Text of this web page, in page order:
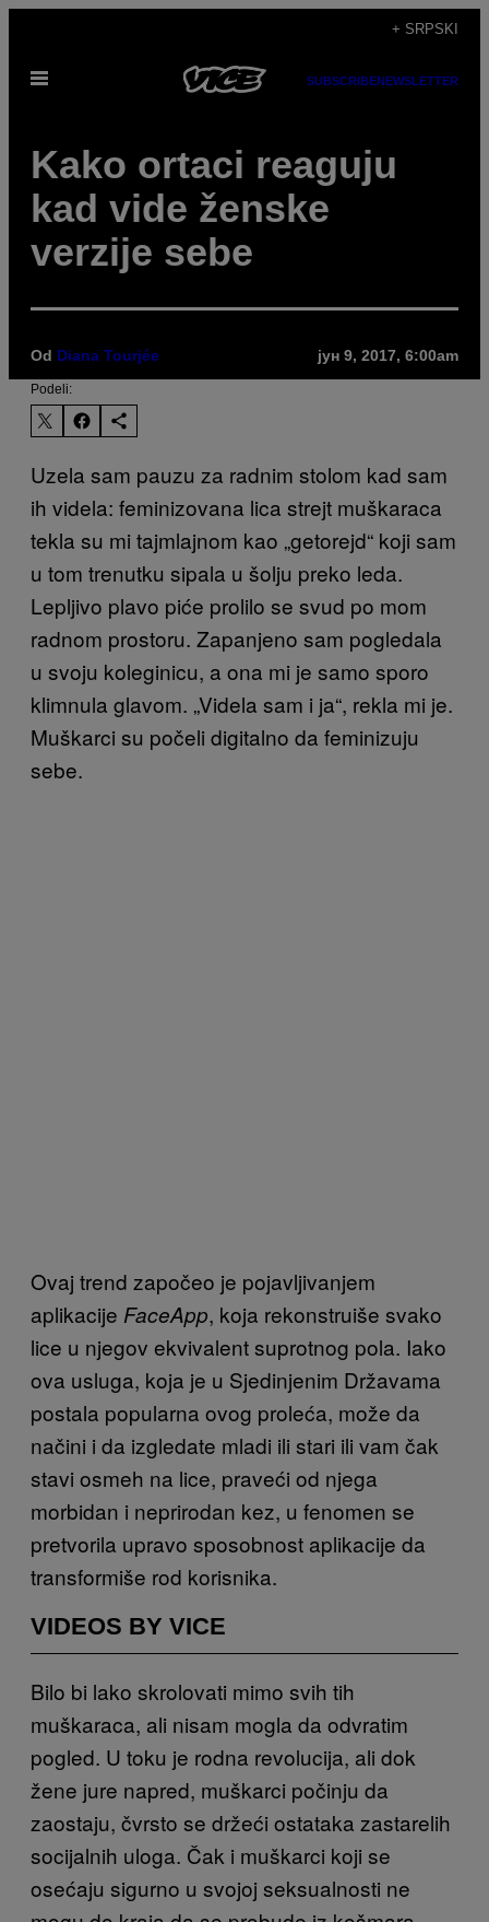
садржај
+ SRPSKI
Otvori
SUBSCRIBENEWSLETTER
Kako ortaci reaguju
kad vide ženske
verzije sebe
Od Diana Tourjée јун 9, 2017, 6:00am
Podeli:
Uzela sam pauzu za radnim stolom kad sam
ih videla: feminizovana lica strejt muškaraca
tekla su mi tajmlajnom kao „getorejd“ koji sam
u tom trenutku sipala u šolju preko leda.
Lepljivo plavo piće prolilo se svud po mom
radnom prostoru. Zapanjeno sam pogledala
u svoju koleginicu, a ona mi je samo sporo
klimnula glavom. „Videla sam i ja“, rekla mi je.
Muškarci su počeli digitalno da feminizuju
sebe.
Ovaj trend započeo je pojavljivanjem
aplikacije FaceApp, koja rekonstruiše svako
lice u njegov ekvivalent suprotnog pola. Iako
ova usluga, koja je u Sjedinjenim Državama
postala popularna ovog proleća, može da
načini i da izgledate mladi ili stari ili vam čak
stavi osmeh na lice, praveći od njega
morbidan i neprirodan kez, u fenomen se
pretvorila upravo sposobnost aplikacije da
transformiše rod korisnika.
VIDEOS BY VICE
Bilo bi lako skrolovati mimo svih tih
muškaraca, ali nisam mogla da odvratim
pogled. U toku je rodna revolucija, ali dok
žene jure napred, muškarci počinju da
zaostaju, čvrsto se držeći ostataka zastarelih
socijalnih uloga. Čak i muškarci koji se
osećaju sigurno u svojoj seksualnosti ne